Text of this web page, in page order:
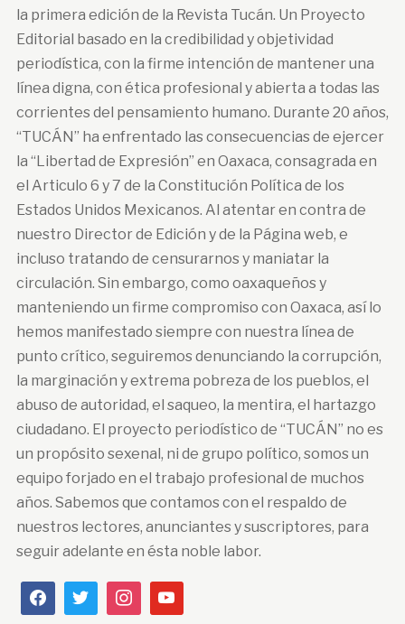
la primera edición de la Revista Tucán. Un Proyecto
Editorial basado en la credibilidad y objetividad
periodística, con la firme intención de mantener una
línea digna, con ética profesional y abierta a todas las
corrientes del pensamiento humano. Durante 20 años,
“TUCÁN” ha enfrentado las consecuencias de ejercer
la “Libertad de Expresión” en Oaxaca, consagrada en
el Articulo 6 y 7 de la Constitución Política de los
Estados Unidos Mexicanos. Al atentar en contra de
nuestro Director de Edición y de la Página web, e
incluso tratando de censurarnos y maniatar la
circulación. Sin embargo, como oaxaqueños y
manteniendo un firme compromiso con Oaxaca, así lo
hemos manifestado siempre con nuestra línea de
punto crítico, seguiremos denunciando la corrupción,
la marginación y extrema pobreza de los pueblos, el
abuso de autoridad, el saqueo, la mentira, el hartazgo
ciudadano. El proyecto periodístico de “TUCÁN” no es
un propósito sexenal, ni de grupo político, somos un
equipo forjado en el trabajo profesional de muchos
años. Sabemos que contamos con el respaldo de
nuestros lectores, anunciantes y suscriptores, para
seguir adelante en ésta noble labor.